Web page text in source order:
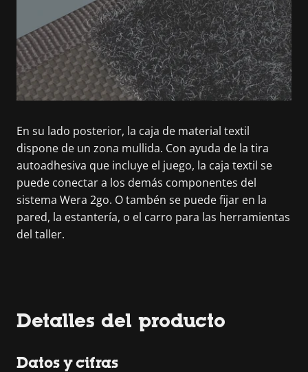
En su lado posterior, la caja de material textil
dispone de un zona mullida. Con ayuda de la tira
autoadhesiva que incluye el juego, la caja textil se
puede conectar a los demás componentes del
sistema Wera 2go. O tambén se puede fijar en la
pared, la estantería, o el carro para las herramientas
del taller.
Detalles del producto
Datos y cifras